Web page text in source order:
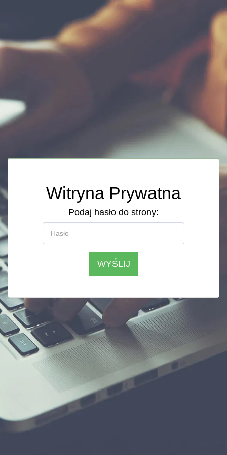
Witryna Prywatna
Podaj hasło do strony:
WYŚLIJ